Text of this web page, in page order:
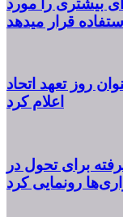
بیشتری را مورد
استفاده قرار میدهد
را به عنوان روز تعهد اتحاد
اعلام کرد
برای تحول در
رونمایی کرد